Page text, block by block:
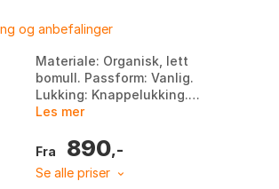
og anbefalinger
Materiale: Organisk, lett
bomull. Passform: Vanlig.
Lukking: Knappelukking.
Lommer: Skrå frontlommer og
eclipse. Størrelse: 30/32,
Les mer
Fra 890,-
Se alle priser